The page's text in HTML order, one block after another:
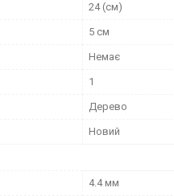
24 (см)
5 см
Немає
1
Дерево
Новий
4.4 мм